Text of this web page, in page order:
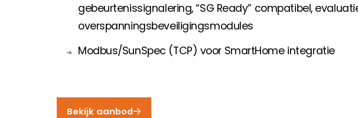
gebeurtenissignalering, “SG Ready” compatibel,
overspanningsbeveiligingsmodules
Modbus/SunSpec (TCP) voor SmartHome integratie
Bekijk aanbod